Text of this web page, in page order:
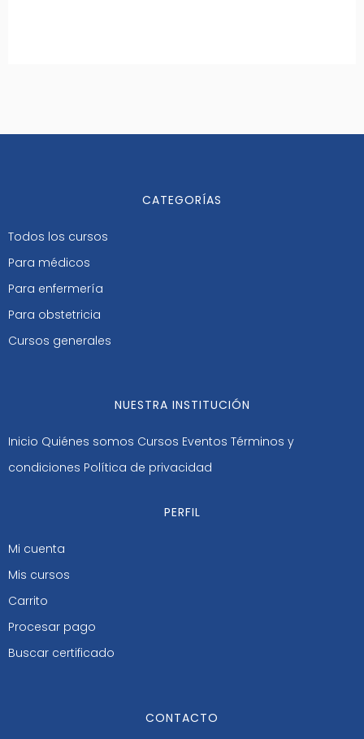
CATEGORÍAS
Todos los cursos
Para médicos
Para enfermería
Para obstetricia
Cursos generales
NUESTRA INSTITUCIÓN
Inicio Quiénes somos Cursos Eventos Términos y
condiciones Política de privacidad
PERFIL
Mi cuenta
Mis cursos
Carrito
Procesar pago
Buscar certificado
CONTACTO